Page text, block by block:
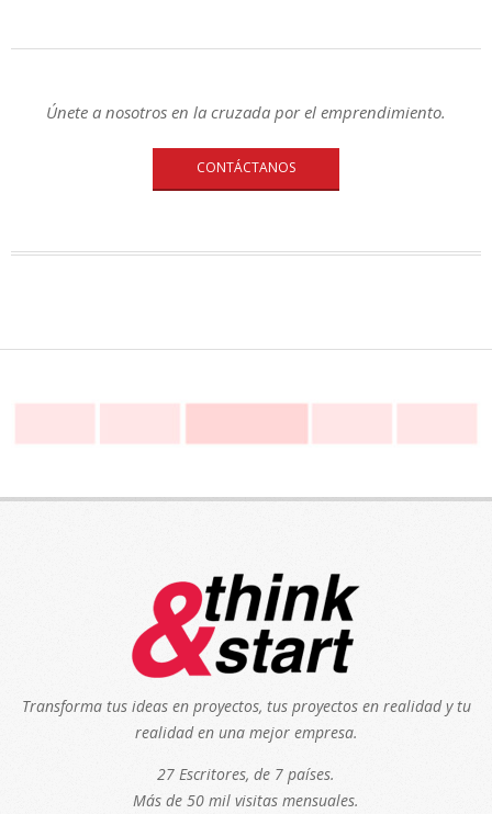
Únete a nosotros en la cruzada por el emprendimiento.
CONTÁCTANOS
Transforma tus ideas en proyectos, tus proyectos en realidad y tu
realidad en una mejor empresa.
27 Escritores, de 7 países.
Más de 50 mil visitas mensuales.